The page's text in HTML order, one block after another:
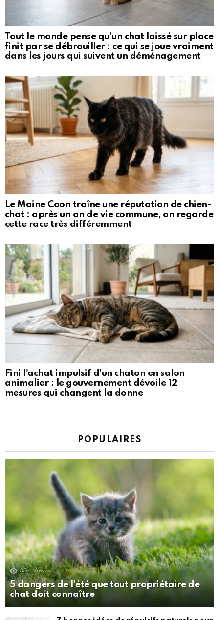
Tout le monde pense qu’un chat laissé sur place
finit par se débrouiller : ce qui se joue vraiment
dans les jours qui suivent un déménagement
Le Maine Coon traîne une réputation de chien-
chat : après un an de vie commune, on regarde
cette race très différemment
Fini l’achat impulsif d’un chaton en salon
animalier : le gouvernement dévoile 12
mesures qui changent la donne
POPULAIRES
35k Views
5 dangers de l’été que tout propriétaire de
chat doit connaître